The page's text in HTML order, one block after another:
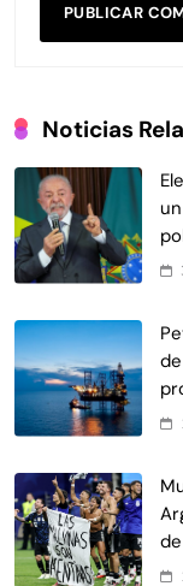
Noticias